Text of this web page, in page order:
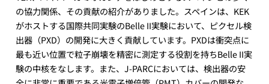
の協力関係、その貢献の紹介がありました。スペインは、KEK
がホストする国際共同実験のBelle II実験において、ピクセル検
出器（PXD）の開発に大きく貢献しています。PXDは衝突点に
最も近い位置で粒子崩壊を精密に測定する役割を持ちBelle II実
験の中核をなします。また、J-PARCにおいては、検出器の安